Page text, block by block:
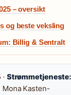
– oversikt
og beste veksling
Billig & Sentralt
Mona Kasten-